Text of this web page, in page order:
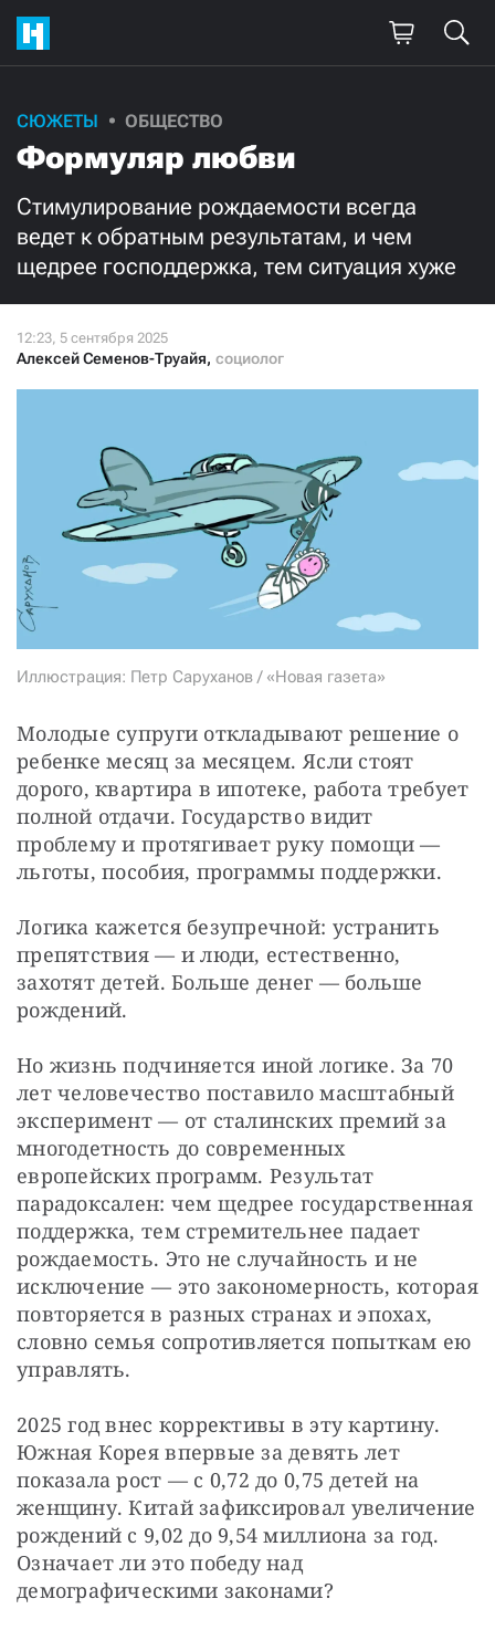
СЮЖЕТЫ ОБЩЕСТВО
Формуляр любви
Стимулирование рождаемости всегда
ведет к обратным результатам, и чем
щедрее господдержка, тем ситуация хуже
Алексей Семенов-Труайя, социолог
Иллюстрация: Петр Саруханов / «Новая газета»
Молодые супруги откладывают решение о
ребенке месяц за месяцем. Ясли стоят
дорого, квартира в ипотеке, работа требует
полной отдачи. Государство видит
проблему и протягивает руку помощи —
льготы, пособия, программы поддержки.
Логика кажется безупречной: устранить
препятствия — и люди, естественно,
захотят детей. Больше денег — больше
рождений.
Но жизнь подчиняется иной логике. За 70
лет человечество поставило масштабный
эксперимент — от сталинских премий за
многодетность до современных
европейских программ. Результат
парадоксален: чем щедрее государственная
поддержка, тем стремительнее падает
рождаемость. Это не случайность и не
исключение — это закономерность, которая
повторяется в разных странах и эпохах,
словно семья сопротивляется попыткам ею
управлять.
2025 год внес коррективы в эту картину.
Южная Корея впервые за девять лет
показала рост — с 0,72 до 0,75 детей на
женщину. Китай зафиксировал увеличение
рождений с 9,02 до 9,54 миллиона за год.
Означает ли это победу над
демографическими законами?
Поддержите
нашу работу!
Ежемесячно Разово
3000 1000
Нажимая кнопку «Стать соучастником»,
я принимаю условия и подтверждаю свое гражданство РФ
СТАТЬ СОУЧАСТНИКОМ
ПОДЕЛИТЬСЯ С ДРУЗЬЯМИ
Если у вас есть вопросы, пишите donate@novayagazeta.ru
звоните:
+7 (929) 612-03-68